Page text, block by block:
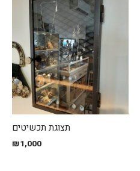
תצוגת תכשיטים
₪1,000